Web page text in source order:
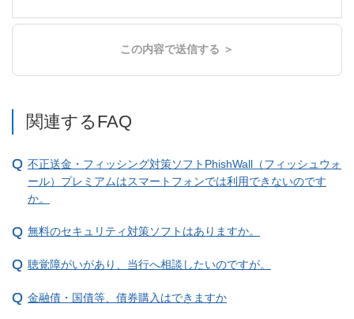
この内容で送信する ＞
関連するFAQ
不正送金・フィッシング対策ソフトPhishWall（フィッシュウォ
ール）プレミアムはスマートフォンでは利用できないのです
か。
無料のセキュリティ対策ソフトはありますか。
聴覚障がいがあり、当行へ相談したいのですが。
金融債・国債等、債券購入はできますか